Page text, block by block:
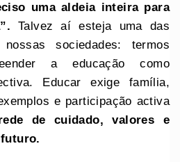
uma aldeia inteira para
Talvez aí esteja uma das
sociedades: termos
a educação como
Educar exige família,
e participação activa
de cuidado, valores e